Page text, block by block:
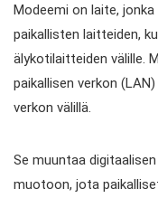
Modeemi on laite,
paikallisten laitteiden,
älykotilaitteiden välille.
paikallisen verkon
verkon välillä.
Se muuntaa
muotoon, jota